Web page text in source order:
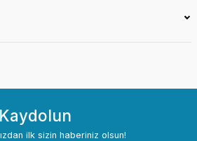
ilk sizin haberiniz olsun!